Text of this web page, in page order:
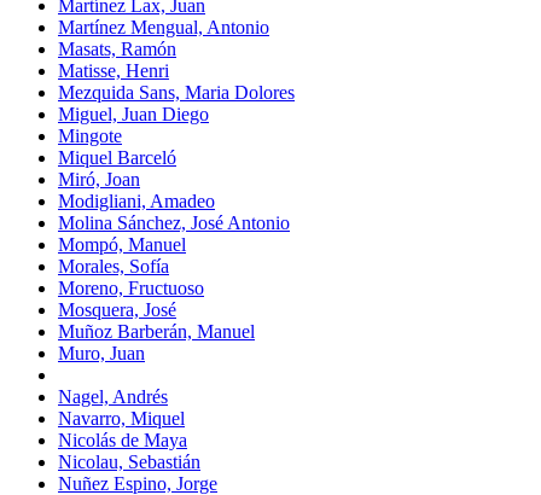
Martínez Lax, Juan
Martínez Mengual, Antonio
Masats, Ramón
Matisse, Henri
Mezquida Sans, Maria Dolores
Miguel, Juan Diego
Mingote
Miquel Barceló
Miró, Joan
Modigliani, Amadeo
Molina Sánchez, José Antonio
Mompó, Manuel
Morales, Sofía
Moreno, Fructuoso
Mosquera, José
Muñoz Barberán, Manuel
Muro, Juan
Nagel, Andrés
Navarro, Miquel
Nicolás de Maya
Nicolau, Sebastián
Nuñez Espino, Jorge